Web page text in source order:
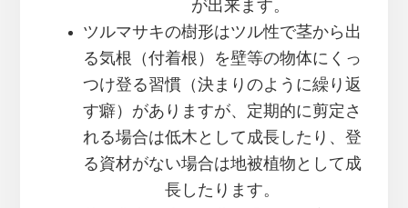
が出来ます。
ツルマサキの樹形はツル性で茎から出
る気根（付着根）を壁等の物体にくっ
つけ登る習慣（決まりのように繰り返
す癖）がありますが、定期的に剪定さ
れる場合は低木として成長したり、登
る資材がない場合は地被植物として成
長したります。